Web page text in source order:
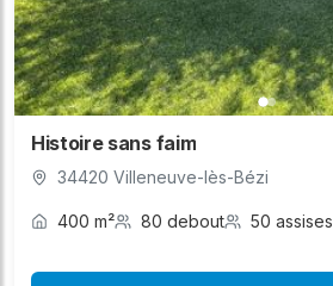
Histoire sans faim
34420 Villeneuve-lès-Bézi
400 m² 80 debout 50 assises